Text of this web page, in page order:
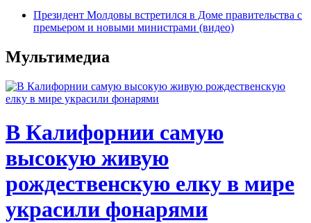
Президент Молдовы встретился в Доме правительства с
премьером и новыми министрами (видео)
Мультимедиа
В Калифорнии самую
высокую живую
рождественскую елку в мире
украсили фонарями